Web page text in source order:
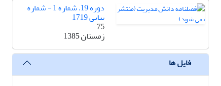
دوره 19، شماره 1 - شماره
پیاپی 1719
75
زمستان 1385
فایل ها